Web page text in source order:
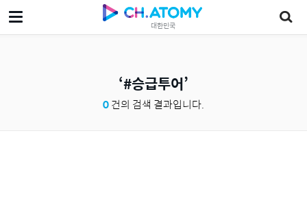
대한민국
#승급투어
0건의 검색 결과입니다.